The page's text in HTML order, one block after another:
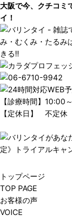
大阪で今、クチコミ
イ！
【診療時間】10:00
【定休日】 不定休
トップページ
TOP PAGE
お客様の声
VOICE